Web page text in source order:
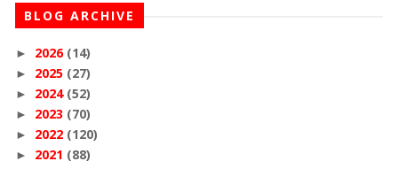
BLOG ARCHIVE
► 2026 (14)
► 2025 (27)
► 2024 (52)
► 2023 (70)
► 2022 (120)
► 2021 (88)